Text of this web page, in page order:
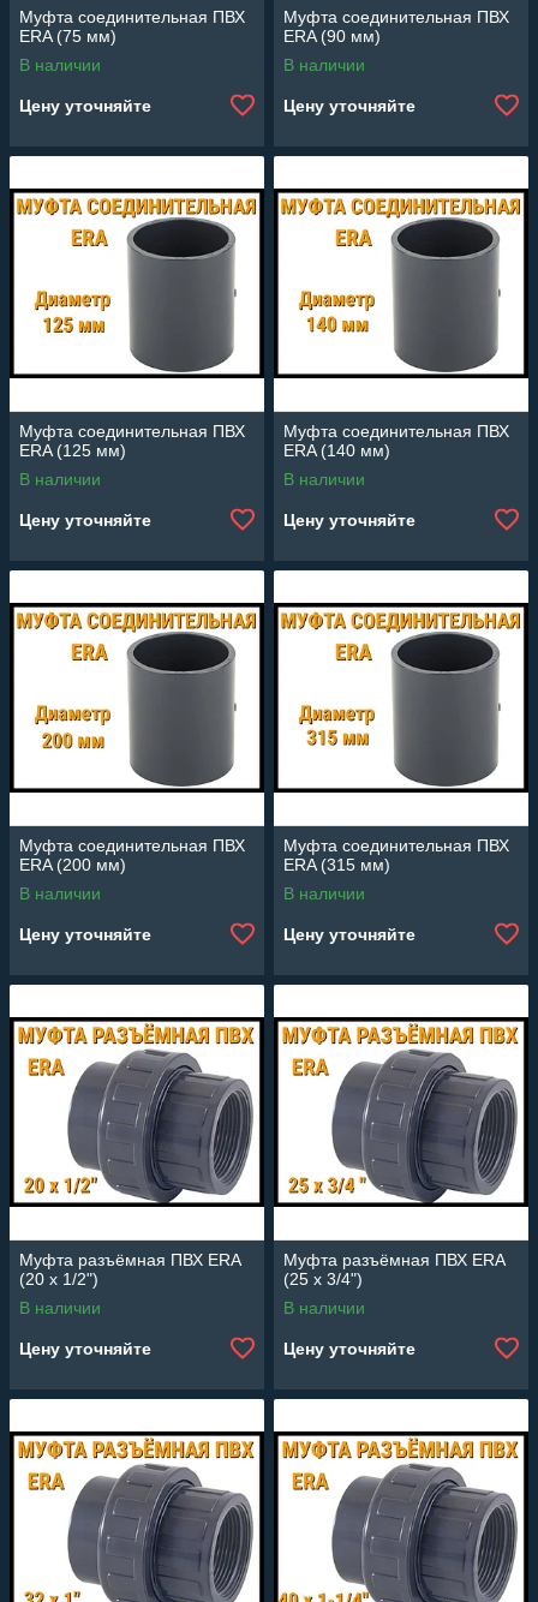
Муфта соединительная ПВХ
ERA (75 мм)
В наличии
Цену уточняйте
Муфта соединительная ПВХ
ERA (90 мм)
В наличии
Цену уточняйте
Муфта соединительная ПВХ
ERA (125 мм)
В наличии
Цену уточняйте
Муфта соединительная ПВХ
ERA (140 мм)
В наличии
Цену уточняйте
Муфта соединительная ПВХ
ERA (200 мм)
В наличии
Цену уточняйте
Муфта соединительная ПВХ
ERA (315 мм)
В наличии
Цену уточняйте
Муфта разъёмная ПВХ ERA
(20 x 1/2")
В наличии
Цену уточняйте
Муфта разъёмная ПВХ ERA
(25 x 3/4")
В наличии
Цену уточняйте